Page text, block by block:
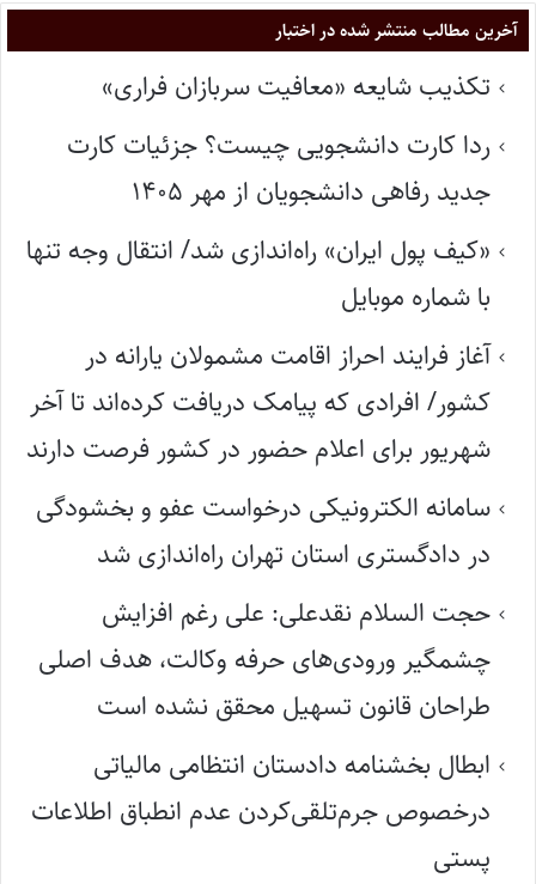
آخرین مطالب منتشر شده در اختبار
تکذیب شایعه «معافیت سربازان فراری»
ردا کارت دانشجویی چیست؟ جزئیات کارت
جدید رفاهی دانشجویان از مهر ۱۴۰۵
«کیف پول ایران» راه‌اندازی شد/ انتقال وجه تنها
با شماره موبایل
آغاز فرایند احراز اقامت مشمولان یارانه در
کشور/ افرادی که پیامک دریافت کرده‌اند تا آخر
شهریور برای اعلام حضور در کشور فرصت دارند
سامانه الکترونیکی درخواست عفو و بخشودگی
در دادگستری استان تهران راه‌اندازی شد
حجت السلام نقدعلی: علی رغم افزایش
چشمگیر ورودی‌های حرفه وکالت، هدف اصلی
طراحان قانون تسهیل محقق نشده است
ابطال بخشنامه دادستان انتظامی مالیاتی
درخصوص جرم‌تلقی‌کردن عدم انطباق اطلاعات
پستی